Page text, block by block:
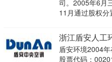
司。2005年6月
11月通过股权分
浙江盾安人工
盾安环境2004
股票代码：